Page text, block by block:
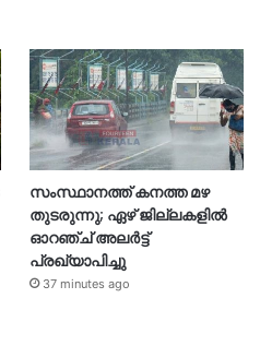
സംസ്ഥാനത്ത് കനത്ത മഴ
തുടരുന്നു; ഏഴ് ജില്ലകളിൽ
ഓറഞ്ച് അലർട്ട്
പ്രഖ്യാപിച്ചു
37 minutes ago